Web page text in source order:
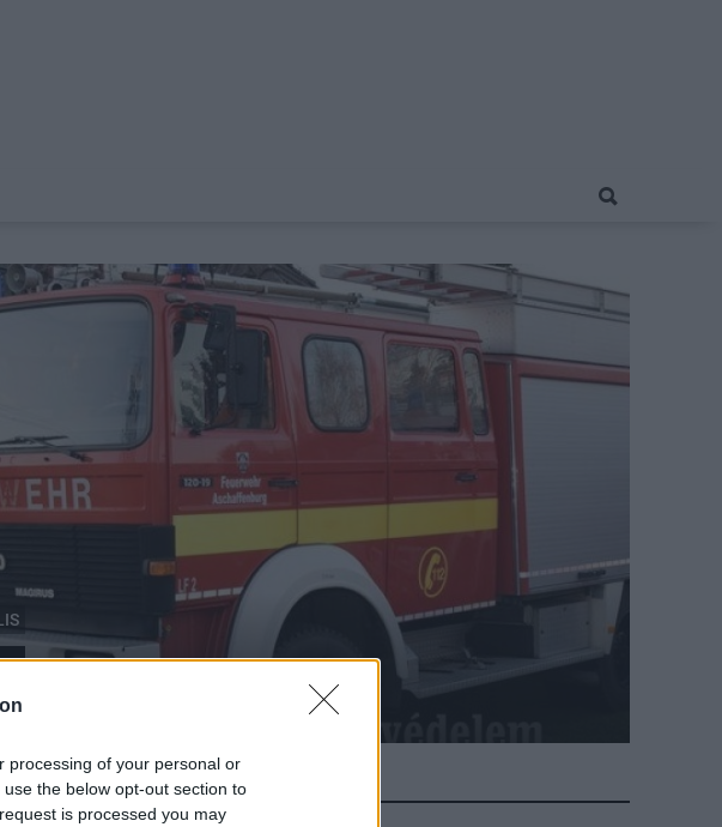
processing of your personal or
the below opt-out section to
is processed you may
HÍRLEVÉL